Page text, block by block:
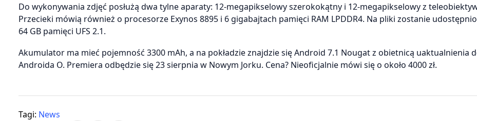
Do wykonywania zdjęć posłużą dwa tylne aparaty: 12-megapikselowy szerokokątny i 12-megapikselowy z
Przecieki mówią również o procesorze Exynos 8895 i 6 gigabajtach pamięci RAM LPDDR4. Na pliki zostanie
64 GB pamięci UFS 2.1.
Akumulator ma mieć pojemność 3300 mAh, a na pokładzie znajdzie się Android 7.1 Nougat z obietnicą uaktualnienia
Androida O. Premiera odbędzie się 23 sierpnia w Nowym Jorku. Cena? Nieoficjalnie mówi się o około 4000 zł.
Tagi: News